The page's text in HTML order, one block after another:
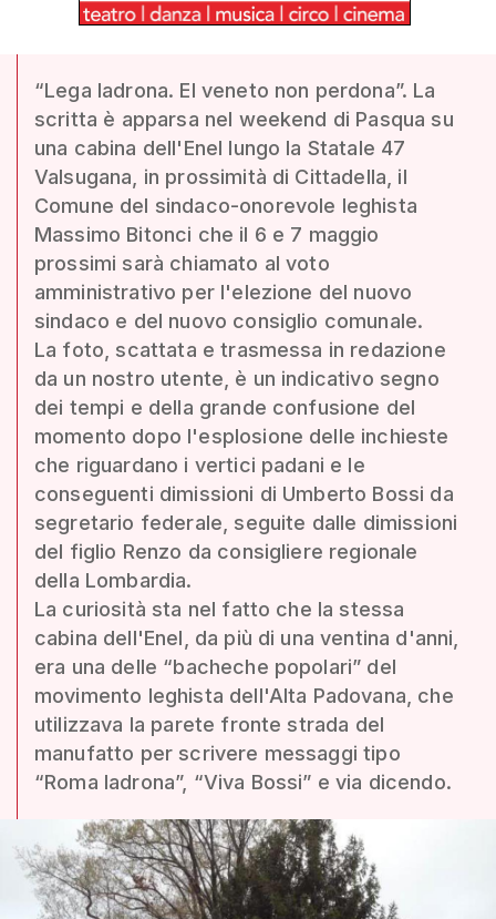
“Lega ladrona. El veneto non perdona”. La
scritta è apparsa nel weekend di Pasqua su
una cabina dell'Enel lungo la Statale 47
Valsugana, in prossimità di Cittadella, il
Comune del sindaco-onorevole leghista
Massimo Bitonci che il 6 e 7 maggio
prossimi sarà chiamato al voto
amministrativo per l'elezione del nuovo
sindaco e del nuovo consiglio comunale.
La foto, scattata e trasmessa in redazione
da un nostro utente, è un indicativo segno
dei tempi e della grande confusione del
momento dopo l'esplosione delle inchieste
che riguardano i vertici padani e le
conseguenti dimissioni di Umberto Bossi da
segretario federale, seguite dalle dimissioni
del figlio Renzo da consigliere regionale
della Lombardia.
La curiosità sta nel fatto che la stessa
cabina dell'Enel, da più di una ventina d'anni,
era una delle “bacheche popolari” del
movimento leghista dell'Alta Padovana, che
utilizzava la parete fronte strada del
manufatto per scrivere messaggi tipo
“Roma ladrona”, “Viva Bossi” e via dicendo.